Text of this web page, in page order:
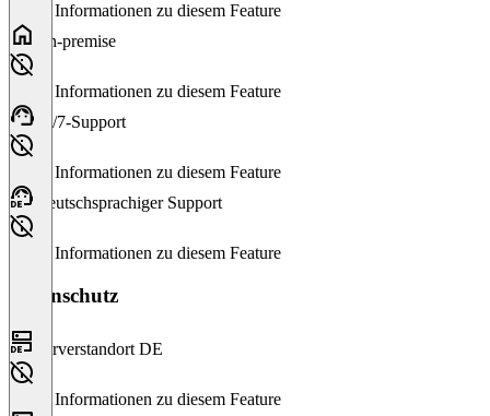
Keine Informationen zu diesem Feature
On-premise
Keine Informationen zu diesem Feature
24/7-Support
Keine Informationen zu diesem Feature
Deutschsprachiger Support
Keine Informationen zu diesem Feature
Datenschutz
Serverstandort DE
Keine Informationen zu diesem Feature